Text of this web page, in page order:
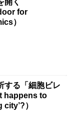
for
）
する「細胞ビレ
happens to
）